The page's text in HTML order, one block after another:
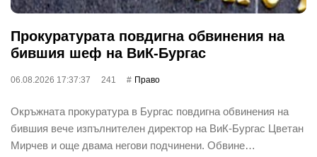
Прокуратурата повдигна обвинения на
бившия шеф на ВиК-Бургас
06.08.2026 17:37:37 241 Право
Окръжната прокуратура в Бургас повдигна обвинения на
бившия вече изпълнителен директор на ВиК-Бургас Цветан
Мирчев и още двама негови подчинени. Обвине…